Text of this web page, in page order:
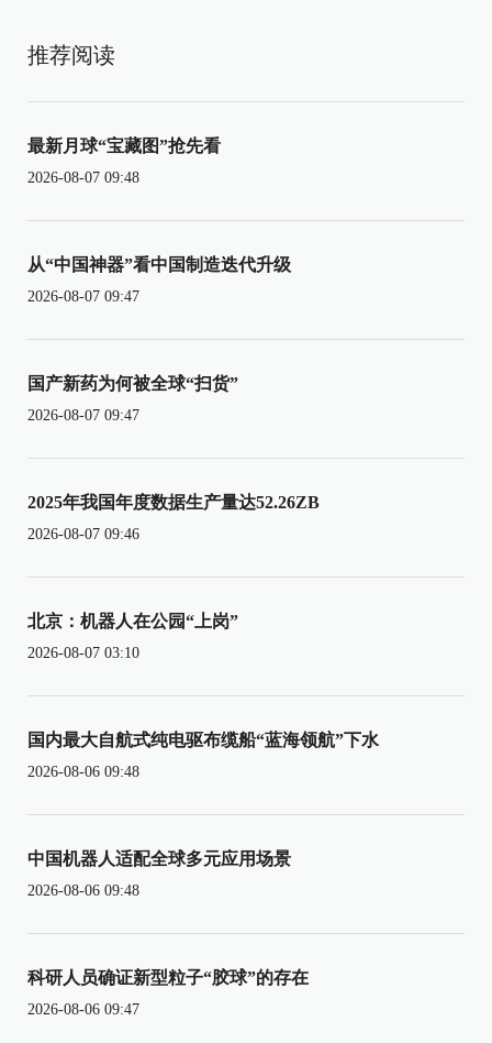
推荐阅读
最新月球“宝藏图”抢先看
2026-08-07 09:48
从“中国神器”看中国制造迭代升级
2026-08-07 09:47
国产新药为何被全球“扫货”
2026-08-07 09:47
2025年我国年度数据生产量达52.26ZB
2026-08-07 09:46
北京：机器人在公园“上岗”
2026-08-07 03:10
国内最大自航式纯电驱布缆船“蓝海领航”下水
2026-08-06 09:48
中国机器人适配全球多元应用场景
2026-08-06 09:48
科研人员确证新型粒子“胶球”的存在
2026-08-06 09:47